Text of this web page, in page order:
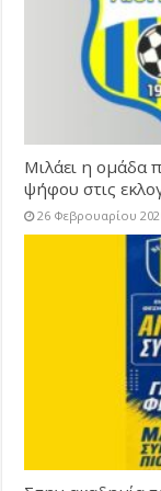
Μιλάει η ομάδα
ψήφου στις
26 Φεβρουαρίου